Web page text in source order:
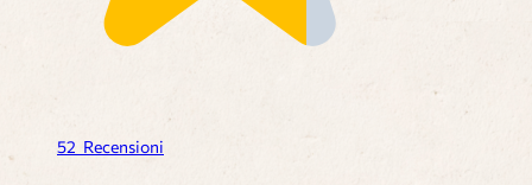
52 Recensioni